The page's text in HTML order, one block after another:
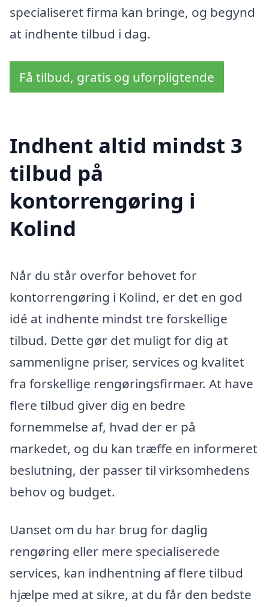
specialiseret firma kan bringe, og begynd
at indhente tilbud i dag.
Få tilbud, gratis og uforpligtende
Indhent altid mindst 3
tilbud på
kontorrengøring i
Kolind
Når du står overfor behovet for
kontorrengøring i Kolind, er det en god
idé at indhente mindst tre forskellige
tilbud. Dette gør det muligt for dig at
sammenligne priser, services og kvalitet
fra forskellige rengøringsfirmaer. At have
flere tilbud giver dig en bedre
fornemmelse af, hvad der er på
markedet, og du kan træffe en informeret
beslutning, der passer til virksomhedens
behov og budget.
Uanset om du har brug for daglig
rengøring eller mere specialiserede
services, kan indhentning af flere tilbud
hjælpe med at sikre, at du får den bedste